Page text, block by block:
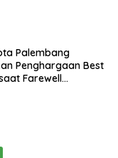
Palembang
Penghargaan Best
Farewell